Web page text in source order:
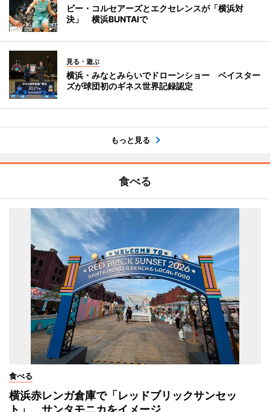
ビー・コルセアーズとエクセレンスが「横浜対
決」 横浜BUNTAIで
見る・遊ぶ
横浜・みなとみらいでドローンショー ベイスター
ズが球団初のギネス世界記録認定
もっと見る
食べる
食べる
横浜赤レンガ倉庫で「レッドブリックサンセッ